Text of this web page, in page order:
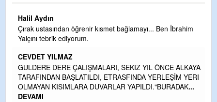
Halil Aydın
Çırak ustasından öğrenir kısmet bağlamayı... Ben İbrahim
Yalçını tebrik ediyorum.
CEVDET YILMAZ
GULDERE DERE ÇALIŞMALARI, SEKIZ YIL ÖNCE ALKAYA
TARAFINDAN BAŞLATILDI, ETRASFINDA YERLEŞİM YERI
OLMAYAN KISIMLARA DUVARLAR YAPILDI."BURADAK...
DEVAMI